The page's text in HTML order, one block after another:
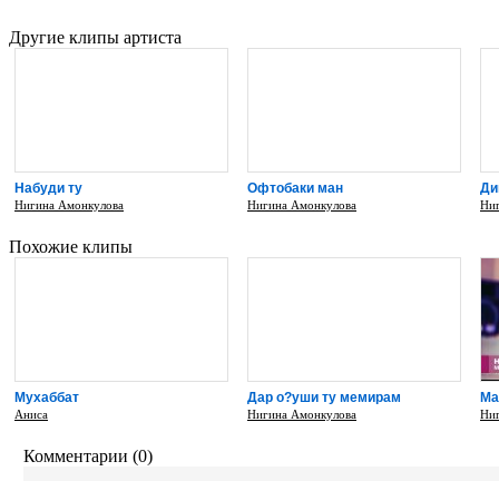
Другие клипы артиста
Набуди ту
Нигина Амонкулова
Офтобаки ман
Нигина Амонкулова
Похожие клипы
Мухаббат
Аниса
Дар о?уши ту мемирам
Нигина Амонкулова
Комментарии (0)